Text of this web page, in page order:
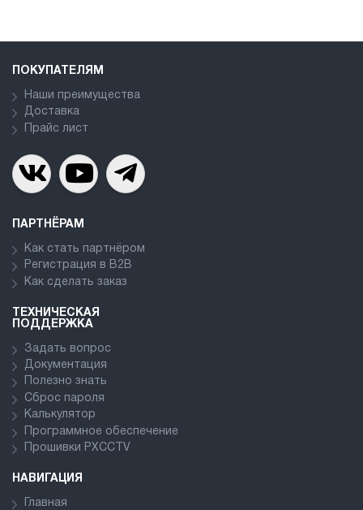
ПОКУПАТЕЛЯМ
Наши преимущества
Доставка
Прайс лист
ПАРТНЁРАМ
Как стать партнёром
Регистрация в В2В
Как сделать заказ
ТЕХНИЧЕСКАЯ
ПОДДЕРЖКА
Задать вопрос
Документация
Полезно знать
Сброс пароля
Калькулятор
Программное обеспечение
Прошивки PXCCTV
НАВИГАЦИЯ
Главная